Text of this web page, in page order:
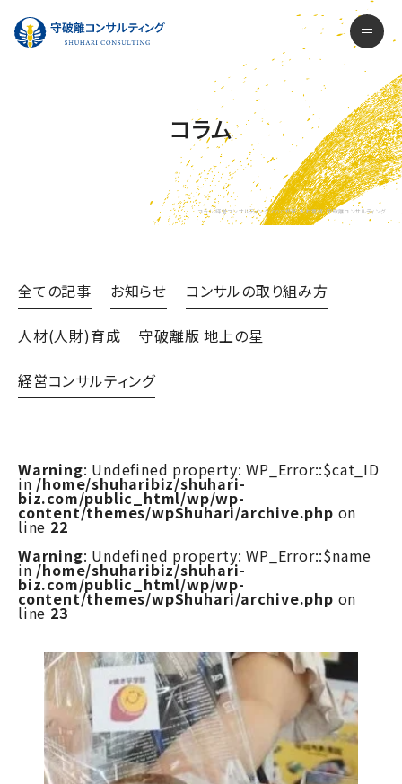
守破離コンサルティング株式会社
コラム-経営コンサルティング、COO代行、人材育成- 守破離コンサルティング
コラム
全ての記事 お知らせ コンサルの取り組み方
人材(人財)育成 守破離版 地上の星
経営コンサルティング
Warning: Undefined property: WP_Error::$cat_ID
in /home/shuharibiz/shuhari-
biz.com/public_html/wp/wp-
content/themes/wpShuhari/archive.php on
line 22
Warning: Undefined property: WP_Error::$name
in /home/shuharibiz/shuhari-
biz.com/public_html/wp/wp-
content/themes/wpShuhari/archive.php on
line 23